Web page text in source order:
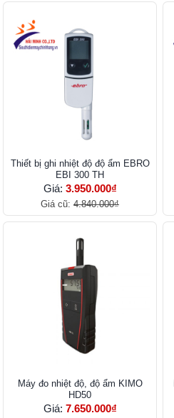
Thiết bị ghi nhiệt độ độ ẩm EBRO
EBI 300 TH
Giá: 3.950.000₫
Giá cũ: 4.840.000₫
Máy đo nhiệt độ, độ ẩm KIMO
HD50
Giá: 7.650.000₫